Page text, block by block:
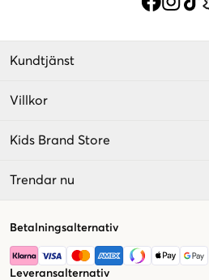
Kundtjänst
Villkor
Kids Brand Store
Trendar nu
Betalningsalternativ
Leveransalternativ